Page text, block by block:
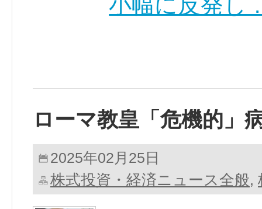
ローマ教皇「危機的」
2025年02月25日
株式投資・経済ニュース全般,